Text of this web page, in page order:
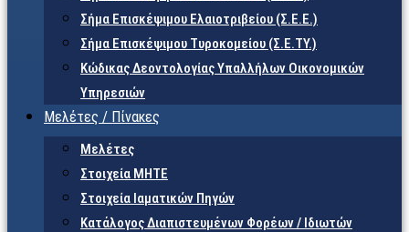
Σήμα Επισκέψιμου Ελαιοτριβείου (Σ.Ε.Ε.)
Σήμα Επισκέψιμου Τυροκομείου (Σ.Ε.TY.)
Κώδικας Δεοντολογίας Υπαλλήλων Οικονομικών
Υπηρεσιών
Μελέτες / Πίνακες
Μελέτες
Στοιχεία ΜΗΤΕ
Στοιχεία Ιαματικών Πηγών
Κατάλογος Διαπιστευμένων Φορέων / Ιδιωτών